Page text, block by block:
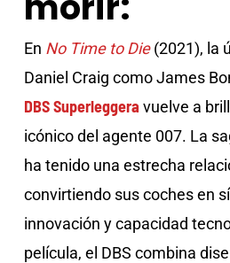
En No Time to Die(2021), la
Daniel Craig como James
DBS Superleggera vuelve a
icónico del agente 007. La
ha tenido una estrecha
convirtiendo sus coches en
innovación y capacidad
película, el DBS combina